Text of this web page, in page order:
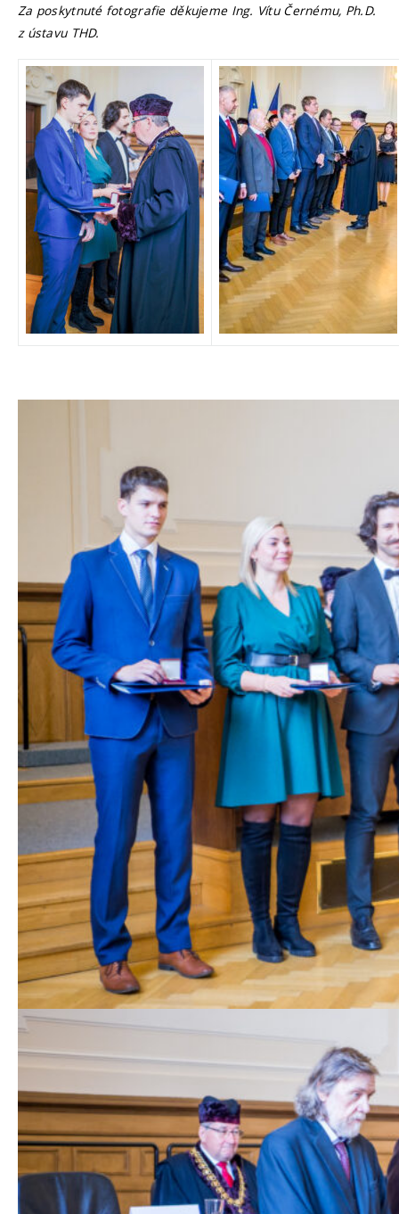
Za poskytnuté fotografie děkujeme Ing. Vítu Černému, Ph.D.
z ústavu THD.